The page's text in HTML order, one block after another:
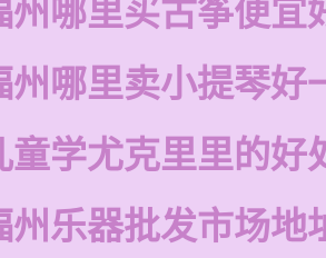
州哪里买古筝便宜
州哪里卖小提琴好
童学尤克里里的好
州乐器批发市场地